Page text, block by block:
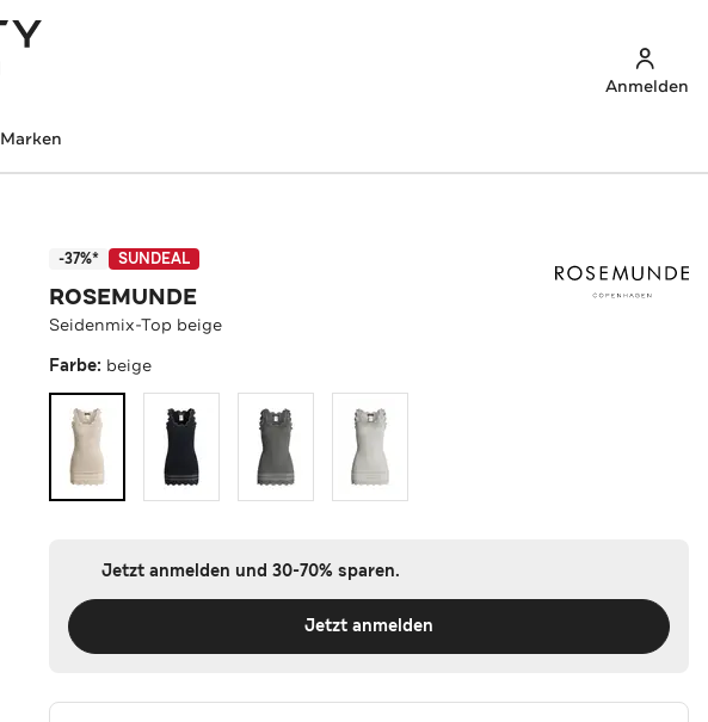
Anmelden
Marken
-37%* SUNDEAL
ROSEMUNDE
Seidenmix-Top beige
Farbe: beige
Jetzt anmelden und 30-70% sparen.
Jetzt anmelden